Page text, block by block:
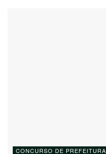
CONCURSO DE PREFEITURA